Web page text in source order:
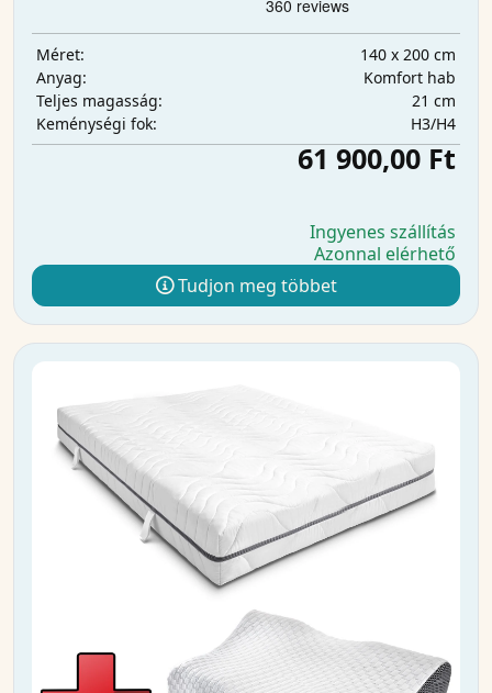
Méret:
140 x 200 cm
Anyag:
Komfort hab
Teljes magasság:
21 cm
Keménységi fok:
H3/H4
61 900,00 Ft
Ingyenes szállítás
Azonnal elérhető
Tudjon meg többet